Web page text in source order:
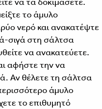
το άμυλο
νερό και ανακατέψτε
σιγά στη σάλτσα
να ανακατεύετε.
αφήστε την να
Αν θέλετε τη σάλτσα
άμυλο
το επιθυμητό